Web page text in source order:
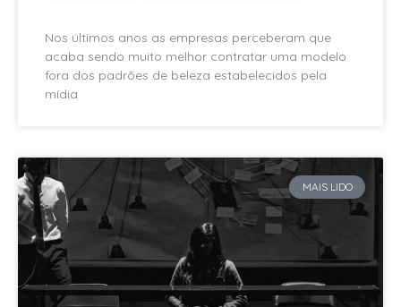
Nos últimos anos as empresas perceberam que
acaba sendo muito melhor contratar uma modelo
fora dos padrões de beleza estabelecidos pela
mídia
MAIS LIDO